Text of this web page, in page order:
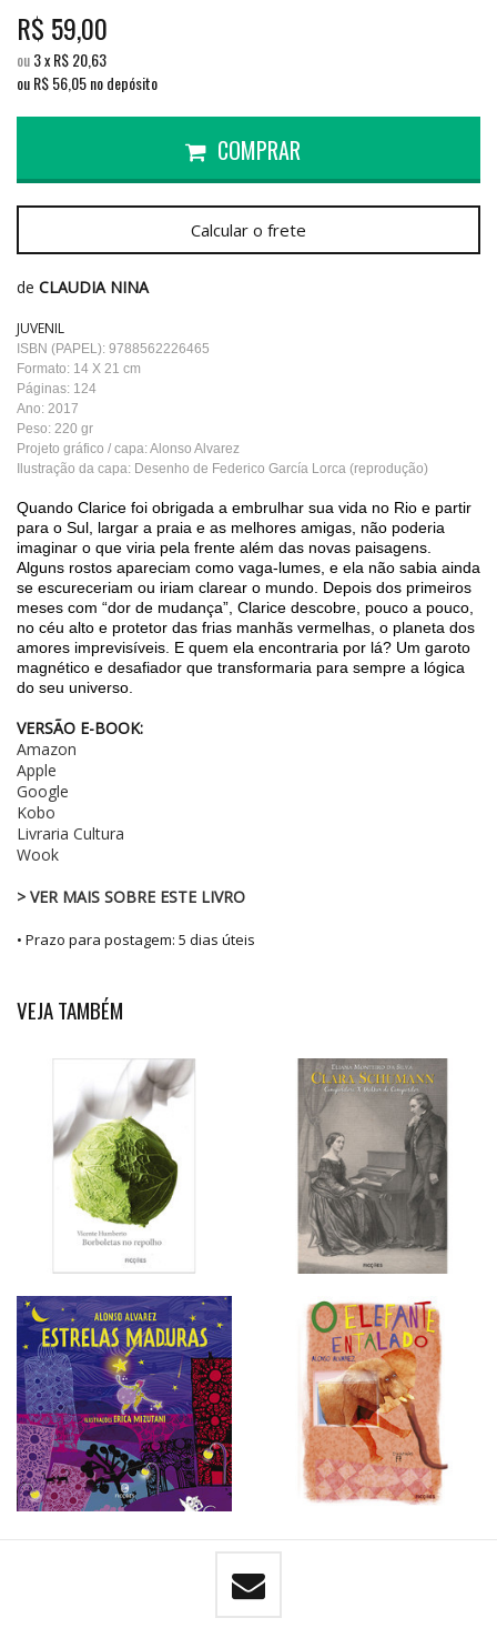
R$ 59,00
ou3xR$20,63
ou R$56,05no depósito
COMPRAR
Calcular o frete
de CLAUDIA NINA
JUVENIL
ISBN (PAPEL): 9788562226465
Formato: 14 X 21 cm
Páginas: 124
Ano: 2017
Peso: 220 gr
Projeto gráfico / capa: Alonso Alvarez
Ilustração da capa: Desenho de Federico García Lorca (reprodução)
Quando Clarice foi obrigada a embrulhar sua vida no Rio e partir
para o Sul, largar a praia e as melhores amigas, não poderia
imaginar o que viria pela frente além das novas paisagens.
Alguns rostos apareciam como vaga-lumes, e ela não sabia ainda
se escureceriam ou iriam clarear o mundo. Depois dos primeiros
meses com “dor de mudança”, Clarice descobre, pouco a pouco,
no céu alto e protetor das frias manhãs vermelhas, o planeta dos
amores imprevisíveis. E quem ela encontraria por lá? Um garoto
magnético e desafiador que transformaria para sempre a lógica
do seu universo.
VERSÃO E-BOOK:
Amazon
Apple
Google
Kobo
Livraria Cultura
Wook
> VER MAIS SOBRE ESTE LIVRO
• Prazo para postagem: 5 dias úteis
VEJA TAMBÉM